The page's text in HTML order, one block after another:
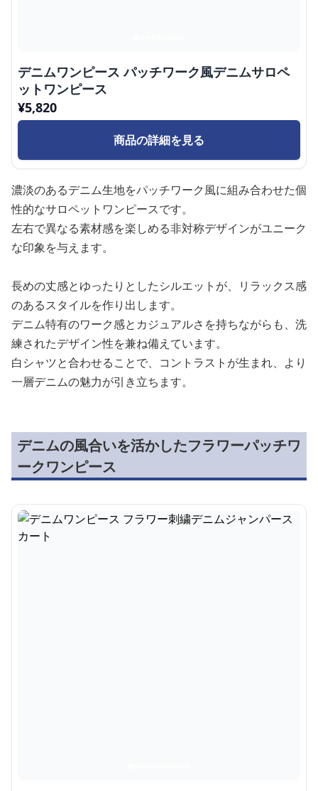
デニムワンピース パッチワーク風デニムサロペ
ットワンピース
¥5,820
商品の詳細を見る
濃淡のあるデニム生地をパッチワーク風に組み合わせた個
性的なサロペットワンピースです。
左右で異なる素材感を楽しめる非対称デザインがユニーク
な印象を与えます。
長めの丈感とゆったりとしたシルエットが、リラックス感
のあるスタイルを作り出します。
デニム特有のワーク感とカジュアルさを持ちながらも、洗
練されたデザイン性を兼ね備えています。
白シャツと合わせることで、コントラストが生まれ、より
一層デニムの魅力が引き立ちます。
デニムの風合いを活かしたフラワーパッチワ
ークワンピース